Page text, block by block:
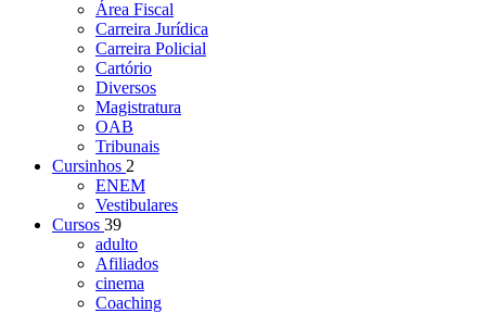
Área Fiscal
Carreira Jurídica
Carreira Policial
Cartório
Diversos
Magistratura
OAB
Tribunais
Cursinhos 2
ENEM
Vestibulares
Cursos 39
adulto
Afiliados
cinema
Coaching